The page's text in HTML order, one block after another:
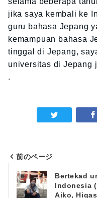
jika saya kembali ke
guru bahasa Jepang
kemampuan bahasa
tinggal di Jepang,
universitas di Jepang
.
Navigasi
pos
前のページ
Bertekad
Indonesia
Aiko,